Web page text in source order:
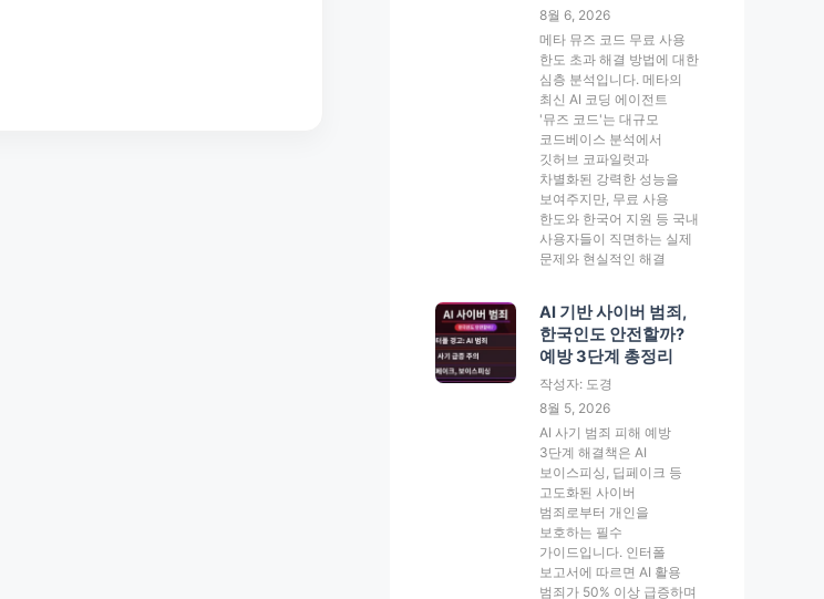
8월 6, 2026
메타 뮤즈 코드 무료 사용
한도 초과 해결 방법에 대한
심층 분석입니다. 메타의
최신 AI 코딩 에이전트
'뮤즈 코드'는 대규모
코드베이스 분석에서
깃허브 코파일럿과
차별화된 강력한 성능을
보여주지만, 무료 사용
한도와 한국어 지원 등 국내
사용자들이 직면하는 실제
문제와 현실적인 해결
AI 기반 사이버 범죄,
한국인도 안전할까?
예방 3단계 총정리
작성자: 도경
8월 5, 2026
AI 사기 범죄 피해 예방
3단계 해결책은 AI
보이스피싱, 딥페이크 등
고도화된 사이버
범죄로부터 개인을
보호하는 필수
가이드입니다. 인터폴
보고서에 따르면 AI 활용
범죄가 50% 이상 급증하며